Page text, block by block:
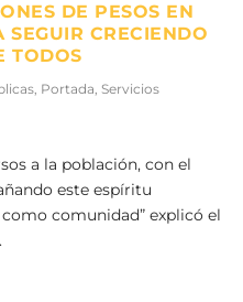
DE PESOS EN
SEGUIR CRECIENDO
TODOS
, Portada, Servicios
a la población, con el
este espíritu
comunidad” explicó el